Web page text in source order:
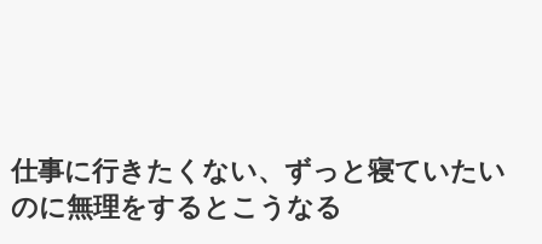
仕事に行きたくない、ずっと寝ていたい
のに無理をするとこうなる